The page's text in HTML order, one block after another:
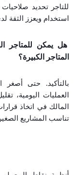
للتاجر تحديد
استخدام ويعزز الثقة
هل يمكن للمتاجر
المتاجر الكبيرة؟
بالتأكيد. حتى أصغر
العمليات اليومية،
المالك في اتخاذ
تناسب المشاريع